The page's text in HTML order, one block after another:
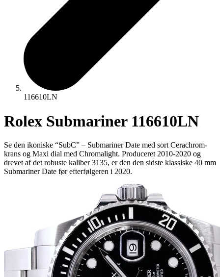
116610LN
Rolex Submariner 116610LN
Se den ikoniske “SubC” – Submariner Date med sort Cerachrom-
krans og Maxi dial med Chromalight. Produceret 2010-2020 og
drevet af det robuste kaliber 3135, er den den sidste klassiske 40 mm
Submariner Date før efterfølgeren i 2020.